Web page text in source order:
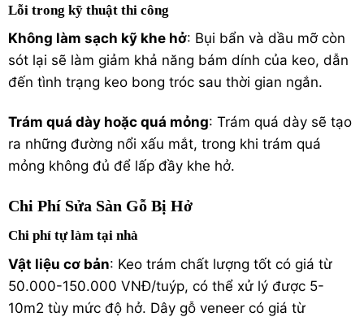
Lỗi trong kỹ thuật thi công
Không làm sạch kỹ khe hở: Bụi bẩn và dầu mỡ còn
sót lại sẽ làm giảm khả năng bám dính của keo, dẫn
đến tình trạng keo bong tróc sau thời gian ngắn.
Trám quá dày hoặc quá mỏng: Trám quá dày sẽ tạo
ra những đường nổi xấu mắt, trong khi trám quá
mỏng không đủ để lấp đầy khe hở.
Chi Phí Sửa Sàn Gỗ Bị Hở
Chi phí tự làm tại nhà
Vật liệu cơ bản: Keo trám chất lượng tốt có giá từ
50.000-150.000 VNĐ/tuýp, có thể xử lý được 5-
10m2 tùy mức độ hở. Dây gỗ veneer có giá từ